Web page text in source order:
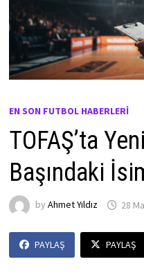
EN SON FUTBOL HABERLERI
TOFAŞ’ta
Başındaki
by Ahmet Yıldız 28
PAYLAŞ PAYLAŞ